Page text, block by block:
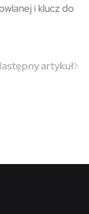
i klucz do
artykuł